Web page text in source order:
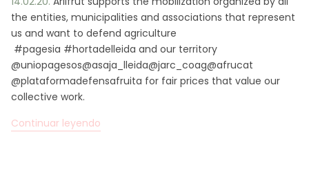
the entities, municipalities and associations that represent
us and want to defend agriculture
#pagesia #hortadelleida and our territory
@uniopagesos@asaja_lleida@jarc_coag@afrucat
@plataformadefensafruita for fair prices that value our
collective work.
Continuar leyendo